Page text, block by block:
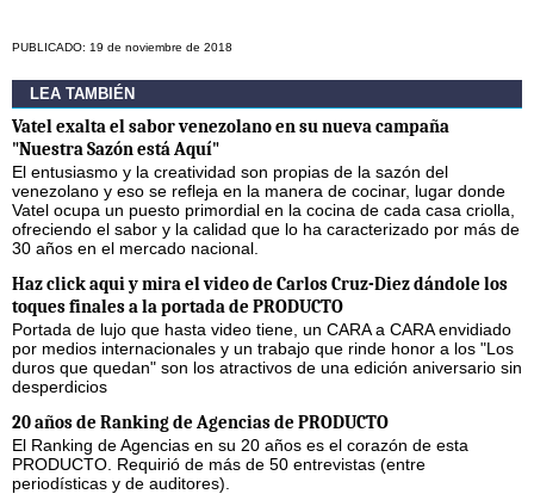
PUBLICADO: 19 de noviembre de 2018
LEA TAMBIÉN
Vatel exalta el sabor venezolano en su nueva campaña
"Nuestra Sazón está Aquí"
El entusiasmo y la creatividad son propias de la sazón del
venezolano y eso se refleja en la manera de cocinar, lugar donde
Vatel ocupa un puesto primordial en la cocina de cada casa criolla,
ofreciendo el sabor y la calidad que lo ha caracterizado por más de
30 años en el mercado nacional.
Haz click aqui y mira el video de Carlos Cruz-Diez dándole los
toques finales a la portada de PRODUCTO
Portada de lujo que hasta video tiene, un CARA a CARA envidiado
por medios internacionales y un trabajo que rinde honor a los "Los
duros que quedan" son los atractivos de una edición aniversario sin
desperdicios
20 años de Ranking de Agencias de PRODUCTO
El Ranking de Agencias en su 20 años es el corazón de esta
PRODUCTO. Requirió de más de 50 entrevistas (entre
periodísticas y de auditores).